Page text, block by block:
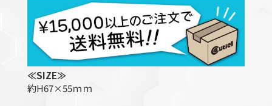
≪SIZE≫
約H67×55ｍｍ